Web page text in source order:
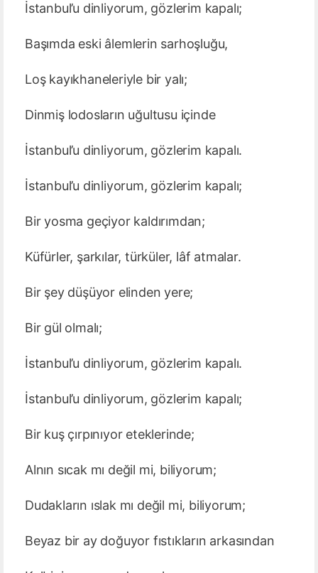
İstanbul’u dinliyorum, gözlerim kapalı;
Başımda eski âlemlerin sarhoşluğu,
Loş kayıkhaneleriyle bir yalı;
Dinmiş lodosların uğultusu içinde
İstanbul’u dinliyorum, gözlerim kapalı.
İstanbul’u dinliyorum, gözlerim kapalı;
Bir yosma geçiyor kaldırımdan;
Küfürler, şarkılar, türküler, lâf atmalar.
Bir şey düşüyor elinden yere;
Bir gül olmalı;
İstanbul’u dinliyorum, gözlerim kapalı.
İstanbul’u dinliyorum, gözlerim kapalı;
Bir kuş çırpınıyor eteklerinde;
Alnın sıcak mı değil mi, biliyorum;
Dudakların ıslak mı değil mi, biliyorum;
Beyaz bir ay doğuyor fıstıkların arkasından